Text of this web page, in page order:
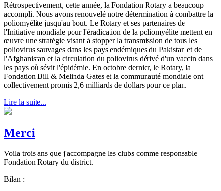
Rétrospectivement, cette année, la Fondation Rotary a beaucoup
accompli. Nous avons renouvelé notre détermination à combattre la
poliomyélite jusqu'au bout. Le Rotary et ses partenaires de
l'Initiative mondiale pour l'éradication de la poliomyélite mettent en
œuvre une stratégie visant à stopper la transmission de tous les
poliovirus sauvages dans les pays endémiques du Pakistan et de
l'Afghanistan et la circulation du poliovirus dérivé d'un vaccin dans
les pays où sévit l'épidémie. En octobre dernier, le Rotary, la
Fondation Bill & Melinda Gates et la communauté mondiale ont
collectivement promis 2,6 milliards de dollars pour ce plan.
Lire la suite...
Merci
Voila trois ans que j'accompagne les clubs comme responsable
Fondation Rotary du district.
Bilan :